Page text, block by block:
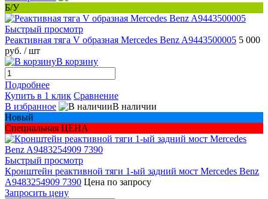
Б/У
Быстрый просмотр
Реактивная тяга V образная Mercedes Benz A9443500005 5 000
руб. / шт
В корзину
Подробнее
Купить в 1 клик Сравнение
В избранное
В наличии
Новый
Специальная ЦЕНА
Быстрый просмотр
Кронштейн реактивной тяги 1-ый задний мост Mercedes Benz
A9483254909 7390 Цена по запросу
Запросить цену